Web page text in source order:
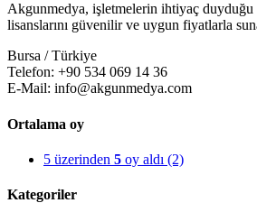
Akgunmedya, işletmelerin ihtiyaç duyduğu
lisanslarını güvenilir ve uygun fiyatlarla
Bursa / Türkiye
Telefon: +90 534 069 14 36
E-Mail: info@akgunmedya.com
Ortalama oy
5 üzerinden 5 oy aldı (2)
Kategoriler